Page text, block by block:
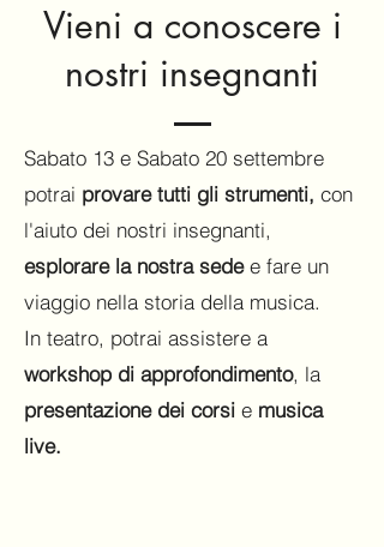
Vieni a conoscere i
nostri insegnanti
Sabato 13 e Sabato 20 settembre
potrai provare tutti gli strumenti, con
l'aiuto dei nostri insegnanti,
esplorare la nostra sedee fare un
viaggio nella storia della musica.
In teatro, potrai assistere a
workshop di approfondimento, la
presentazione dei corsi e musica
live.